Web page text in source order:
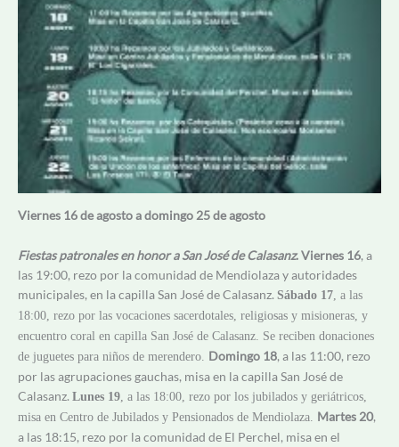
Viernes 16 de agosto a domingo 25 de agosto
Fiestas patronales en honor a San José de Calasanz.Viernes 16, a
las 19:00, rezo por la comunidad de Mendiolaza y autoridades
municipales, en la capilla San José de Calasanz. Sábado 17 , a las
18:00, rezo por las vocaciones sacerdotales, religiosas y misioneras, y
encuentro coral en capilla San José de Calasanz. Se reciben donaciones
de juguetes para niños de merendero. Domingo 18, a las 11:00, rezo
por las agrupaciones gauchas, misa en la capilla San José de
Calasanz. Lunes 19 , a las 18:00, rezo por los jubilados y geriátricos,
misa en Centro de Jubilados y Pensionados de Mendiolaza. Martes 20,
a las 18:15, rezo por la comunidad de El Perchel, misa en el